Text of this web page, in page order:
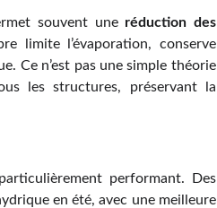
souvent une réduction des
limite l’évaporation, conserve
Ce n’est pas une simple théorie
les structures, préservant la
performant. Des
en été, avec une meilleure